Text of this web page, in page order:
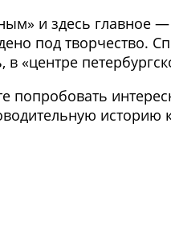
и здесь главное
под творчество.
«центре
попробовать
историю